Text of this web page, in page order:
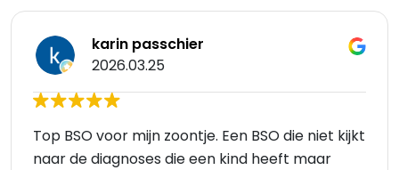
karin passchier
2026.03.25
Top BSO voor mijn zoontje. Een BSO die niet kijkt
naar de diagnoses die een kind heeft maar